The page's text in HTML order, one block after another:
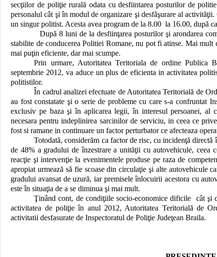
secţiilor de poliţie rurală odata cu desfiintarea posturilor de
personalul cât şi în modul de organizare şi desfăşurare al
un singur politist. Acesta avea program de la 8.00 la 16.00, după
După 8 luni de la desfiinţarea posturilor şi arondarea
stabilite de conducerea Politiei Romane, nu pot fi atinse. Mai
mai puţin eficiente, dar mai scumpe.
Prin urmare, Autoritatea Teritoriala de ordine Publica
septembrie 2012, va aduce un plus de eficienta in activitatea
politistilor.
În cadrul analizei efectuate de Autoritatea Teritorială de
au fost constatate şi o serie de probleme cu care s-a confruntat
exclusiv pe baza şi în aplicarea legii, în interesul persoanei,
necesara pentru indeplinirea sarcinilor de serviciu, in ceea ce
fost si ramane in continuare un factor perturbator ce afecteaza
Totodată, considerăm ca factor de risc, cu incidenţă
de 48% a gradului de înzestrare a unităţii cu autovehicule,
reacţie şi intervenţie la evenimentele produse pe raza de
apropiat urmează să fie scoase din circulaţie şi alte autovehicule
gradului avansat de uzură, iar premisele înlocuirii acestora cu
este în situaţia de a se diminua şi mai mult.
Ţinând cont, de condiţiile socio-economice dificile cât şi
activitatea de poliţie în anul 2012, Autoritatea Teritorială de
activitatii desfasurate de Inspectoratul de Poliţie Judeţean Braila.